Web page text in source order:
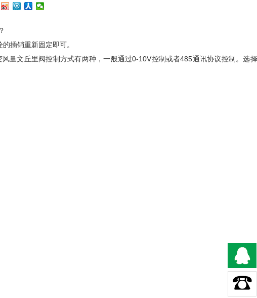
插销重新固定即可。
量文丘里阀控制方式有两种，一般通过0-10V控制或者485通讯协议控制。选